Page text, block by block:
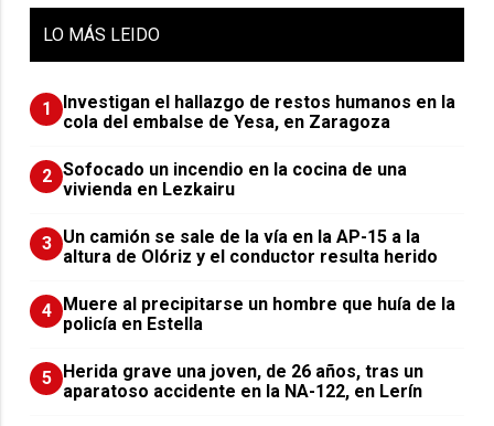
LO MÁS LEIDO
1
Investigan el hallazgo de restos humanos en la
cola del embalse de Yesa, en Zaragoza
2 Sofocado un incendio en la cocina de una
vivienda en Lezkairu
3 Un camión se sale de la vía en la AP-15 a la
altura de Olóriz y el conductor resulta herido
4 Muere al precipitarse un hombre que huía de la
policía en Estella
5 Herida grave una joven, de 26 años, tras un
aparatoso accidente en la NA-122, en Lerín